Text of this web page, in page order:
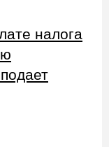
налога